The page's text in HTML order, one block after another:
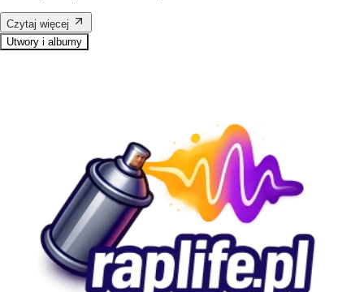
Czytaj więcej
Utwory i albumy